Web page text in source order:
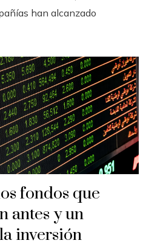
han alcanzado
fondos que
antes y un
inversión